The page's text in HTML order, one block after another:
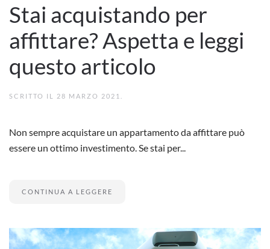
Stai acquistando per
affittare? Aspetta e leggi
questo articolo
SCRITTO IL 28 MARZO 2021
Non sempre acquistare un appartamento da affittare può
essere un ottimo investimento. Se stai per...
CONTINUA A LEGGERE